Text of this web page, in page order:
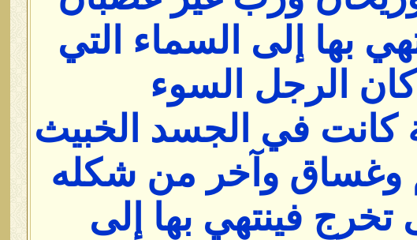
بها إلى السماء التي
كان الرجل السوء
كانت في الجسد الخبيث
وغساق وآخر من شكله
تخرج فينتهي بها إلى